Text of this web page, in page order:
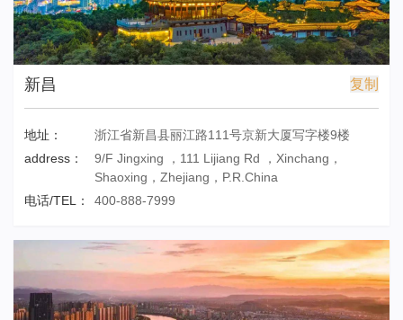
新昌 复制
地址：
浙江省新昌县丽江路111号京新大厦写字楼9楼
address：
9/F Jingxing ，111 Lijiang Rd ，Xinchang，
Shaoxing，Zhejiang，P.R.China
电话/TEL：
400-888-7999